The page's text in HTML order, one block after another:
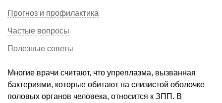
Прогноз и профилактика
Частые вопросы
Полезные советы
Многие врачи считают, что упреплазма, вызванная
бактериями, которые обитают на слизистой оболочке
половых органов человека, относится к ЗПП. В